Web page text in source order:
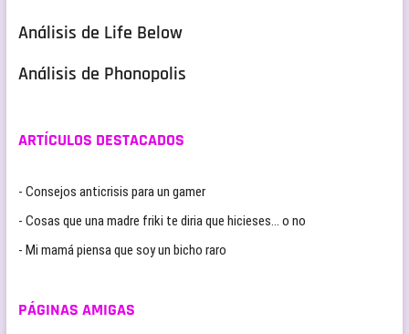
Análisis de Life Below
Análisis de Phonopolis
ARTÍCULOS DESTACADOS
- Consejos anticrisis para un gamer
- Cosas que una madre friki te diria que hicieses… o no
- Mi mamá piensa que soy un bicho raro
PÁGINAS AMIGAS